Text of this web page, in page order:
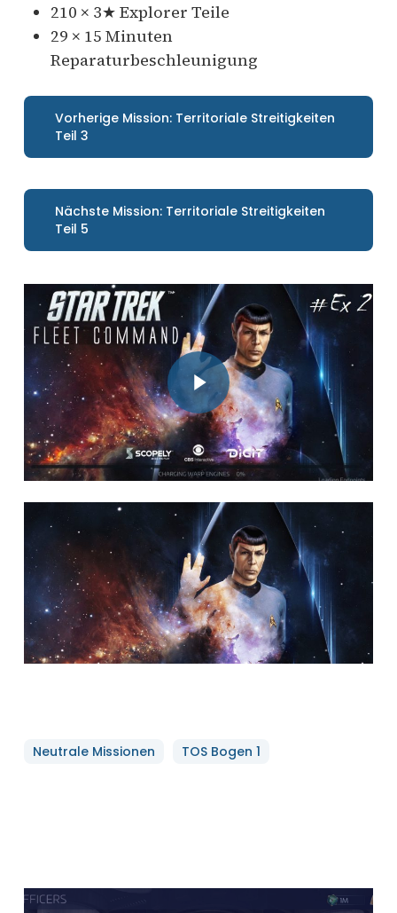
210 × 3★ Explorer Teile
29 × 15 Minuten
Reparaturbeschleunigung
Vorherige Mission: Territoriale Streitigkeiten
Teil 3
Nächste Mission: Territoriale Streitigkeiten
Teil 5
Video abspielen
Video abspielen
Neutrale Missionen TOS Bogen 1